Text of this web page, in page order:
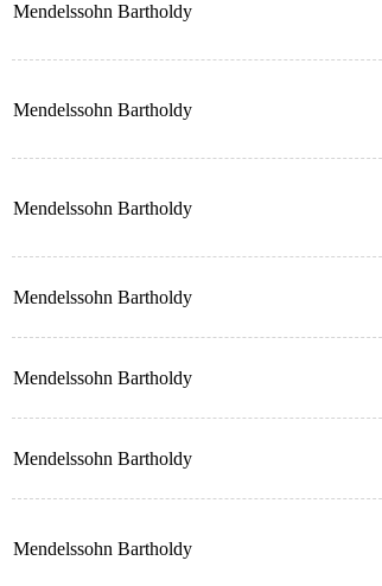
Mendelssohn Bartholdy
Mendelssohn Bartholdy
Mendelssohn Bartholdy
Mendelssohn Bartholdy
Mendelssohn Bartholdy
Mendelssohn Bartholdy
Mendelssohn Bartholdy